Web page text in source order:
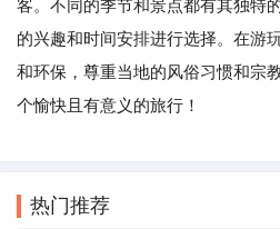
客。不同的季节和景点都有其独特
的兴趣和时间安排进行选择。在游
和环保，尊重当地的风俗习惯和宗
个愉快且有意义的旅行！
热门推荐